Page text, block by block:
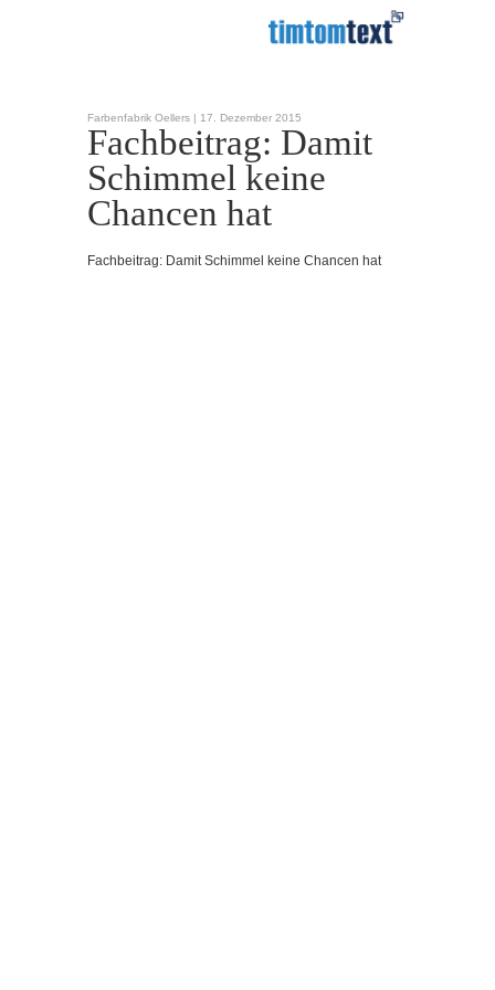
Farbenfabrik Oellers | 17. Dezember 2015
Fachbeitrag: Damit
Schimmel keine
Chancen hat
Fachbeitrag: Damit Schimmel keine Chancen hat